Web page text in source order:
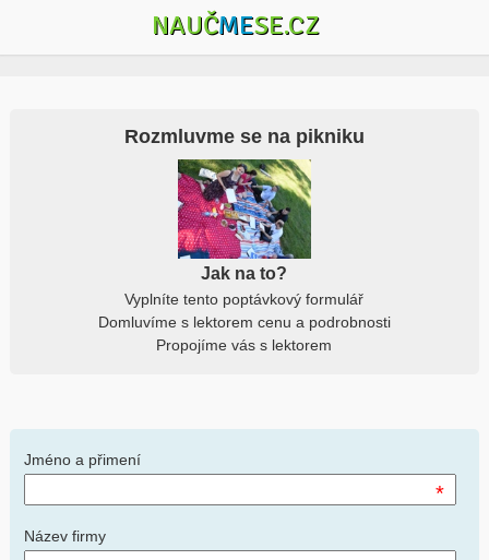
NAUČMESE.CZ
Rozmluvme se na pikniku
Jak na to?
Vyplníte tento poptávkový formulář
Domluvíme s lektorem cenu a podrobnosti
Propojíme vás s lektorem
Jméno a přimení
*
Název firmy